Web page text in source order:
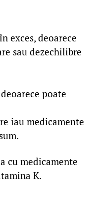
exces, deoarece
sau dezechilibre
poate
iau medicamente
cu medicamente
K.